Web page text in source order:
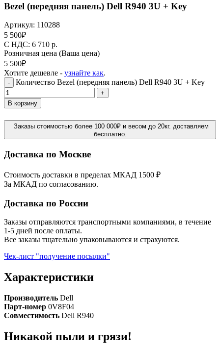
Bezel (передняя панель) Dell R940 3U + Key
Артикул: 110288
5 500₽
C НДС: 6 710 р.
Розничная цена (Ваша цена)
5 500₽
Хотите дешевле - узнайте как.
- Количество Bezel (передняя панель) Dell R940 3U + Key
+
В корзину
Заказы стоимостью более 100 000₽ и весом до 20кг. доставляем
бесплатно.
Доставка по Москве
Стоимость доставки в пределах МКАД 1500 ₽
За МКАД по согласованию.
Доставка по России
Заказы отправляются транспортными компаниями, в течение
1-5 дней после оплаты.
Все заказы тщательно упаковываются и страхуются.
Чек-лист "получение посылки"
Характеристики
Производитель Dell
Парт-номер 0V8F04
Совместимость Dell R940
Никакой пыли и грязи!